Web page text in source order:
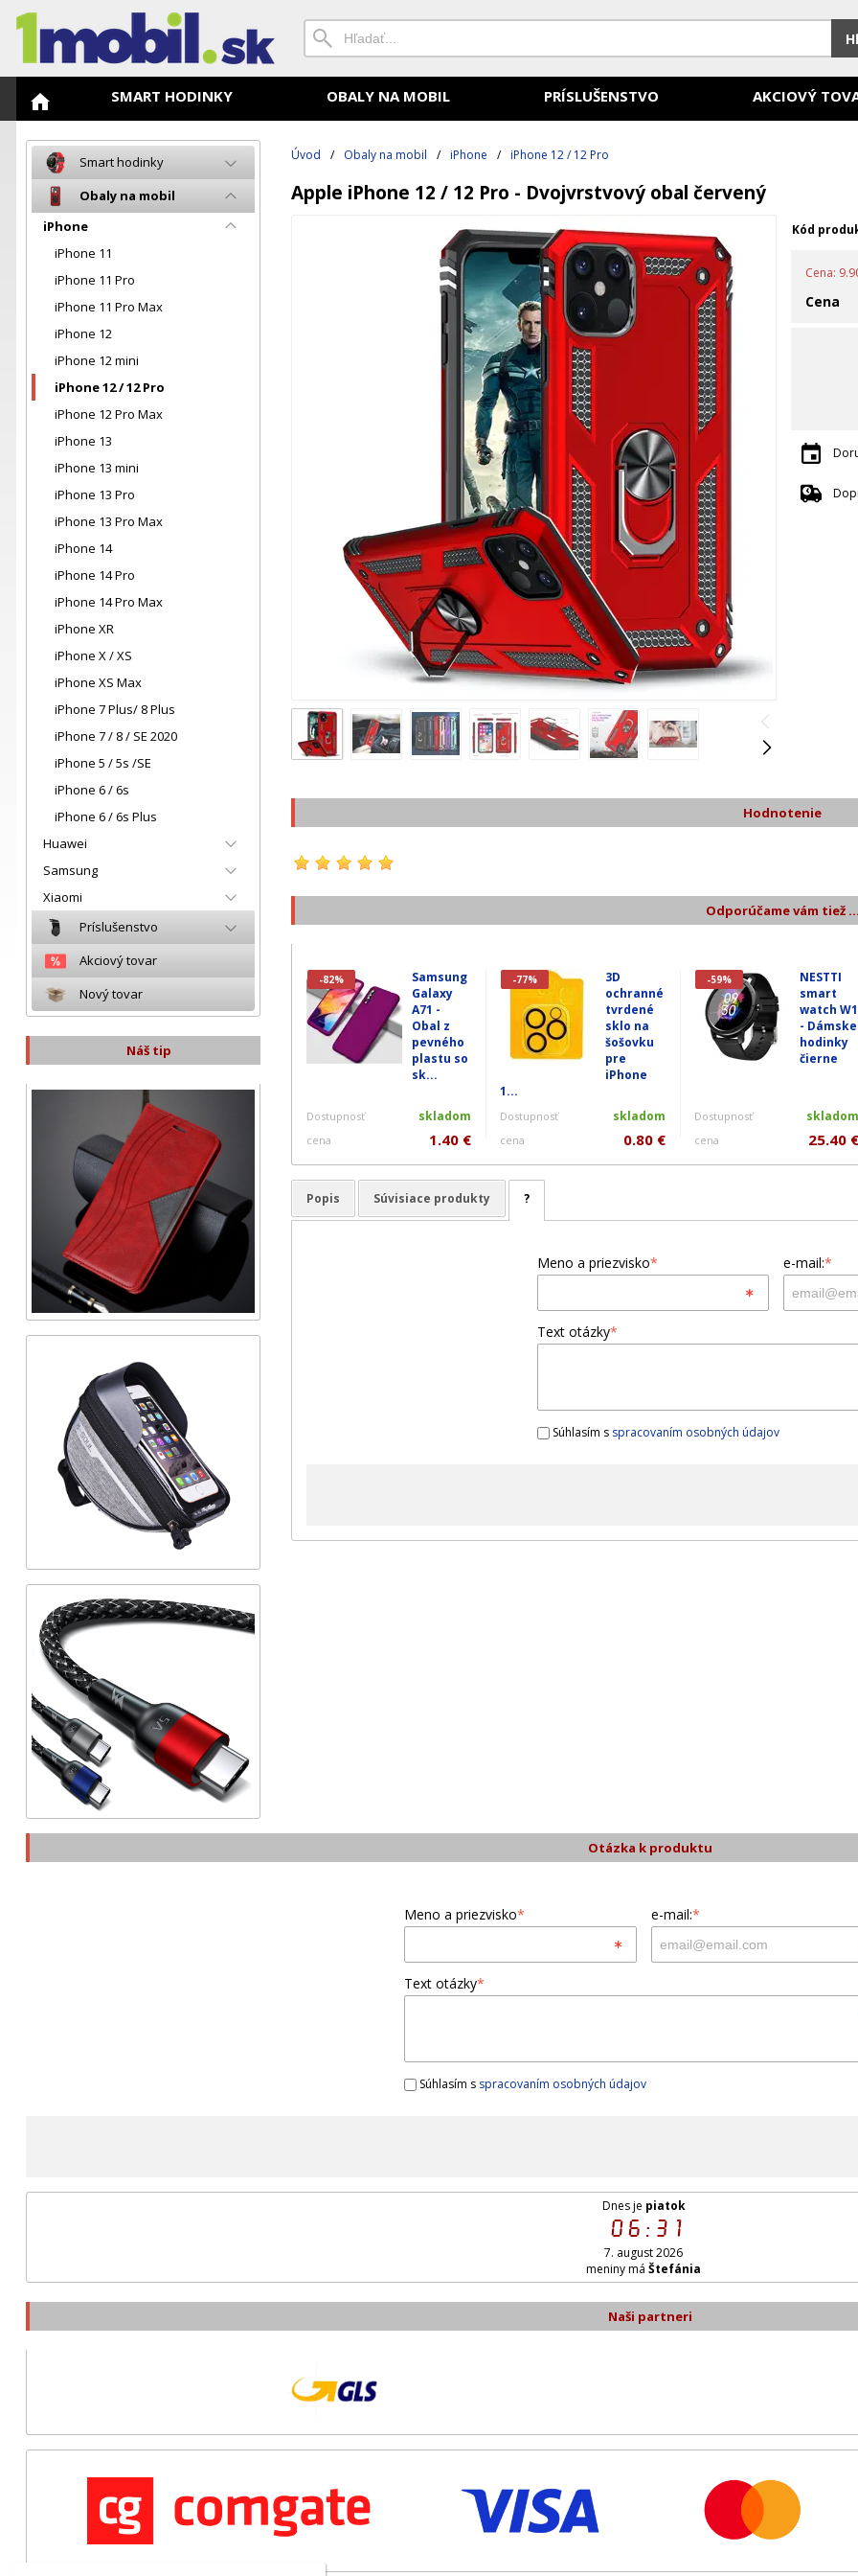
SMART HODINKY OBALY NA MOBIL PRÍSLUŠENSTVO AKCIOVÝ
Smart hodinky
Obaly na mobil
iPhone
iPhone 11
iPhone 11 Pro
iPhone 11 Pro Max
iPhone 12
iPhone 12 mini
iPhone 12 / 12 Pro
iPhone 12 Pro Max
iPhone 13
iPhone 13 mini
iPhone 13 Pro
iPhone 13 Pro Max
iPhone 14
iPhone 14 Pro
iPhone 14 Pro Max
iPhone XR
iPhone X / XS
iPhone XS Max
iPhone 7 Plus/ 8 Plus
iPhone 7 / 8 / SE 2020
iPhone 5 / 5s /SE
iPhone 6 / 6s
iPhone 6 / 6s Plus
Huawei
Samsung
Xiaomi
Príslušenstvo
Akciový tovar
Nový tovar
Náš tip
Úvod / Obaly na mobil / iPhone / iPhone 12 / 12 Pro
Apple iPhone 12 / 12 Pro - Dvojvrstvový obal červený
Kód
Cena:
Cena
Hodnotenie
Odporúčame vám tiež ...
-82%
Samsung
Galaxy
A71 -
Obal z
pevného
plastu so
sk...
Dostupnosť skladom
cena 1.40 €
-77%
3D
ochranné
tvrdené
sklo na
šošovku
pre
iPhone
1...
Dostupnosť skladom
cena 0.80 €
-59%
NESTTI
smart
watch W1
- Dámske
hodinky
čierne
Dostupnosť skladom
cena 25.40 €
Popis Súvisiace produkty ?
Meno a priezvisko* e-mail:*
Text otázky*
Súhlasím s spracovaním osobných údajov
Otázka k produktu
Meno a priezvisko* e-mail:*
Text otázky*
Súhlasím s spracovaním osobných údajov
Dnes je piatok
06:31
7. august 2026
meniny má Štefánia
Naši partneri